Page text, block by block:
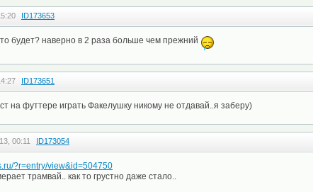
ID173653
будет? наверно в 2 раза больше чем прежний
ID173651
на футтере играть Факелушку никому не отдавай..я заберу)
00:11 ID173054
?r=entry/view&id=504750
трамвай.. как то грустно даже стало..